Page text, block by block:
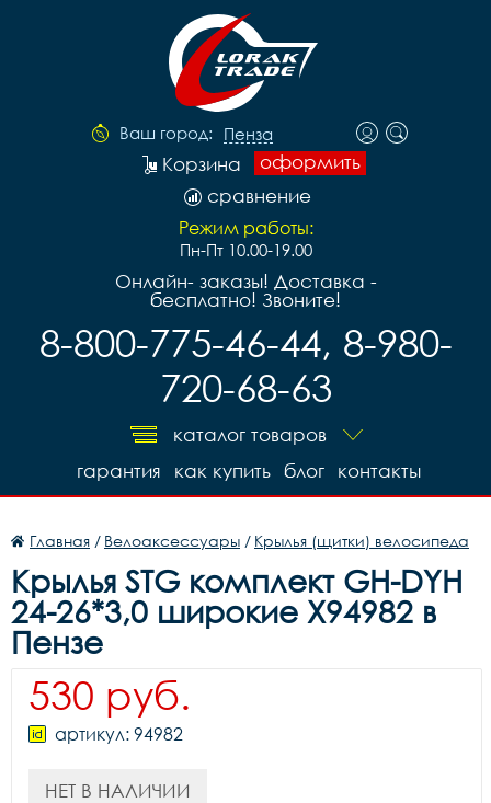
Ваш город: Пенза
оформить
Корзина
сравнение
Режим работы:
Пн-Пт 10.00-19.00
Онлайн- заказы! Доставка -
бесплатно! Звоните!
8-800-775-46-44, 8-980-
720-68-63
каталог товаров
контакты
блог
как купить
гарантия
Главная / Велоаксессуары / Крылья (щитки) велосипеда
Крылья STG комплект GH-DYH
24-26*3,0 широкие X94982 в
Пензе
530 руб.
артикул: 94982
НЕТ В НАЛИЧИИ